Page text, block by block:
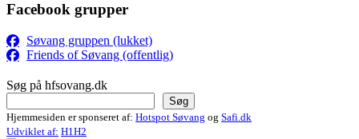
Facebook grupper
Søvang gruppen (lukket)
Friends of Søvang (offentlig)
Søg på hfsovang.dk
Søg
Hjemmesiden er sponseret af: Hotspot Søvang og Safi.dk
Udviklet af: H1H2